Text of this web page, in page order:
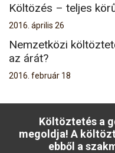
Költözés – teljes
2016. április 26
Nemzetközi
az árát?
2016. február 18
Költöztetés a
megoldja! A
ebből a